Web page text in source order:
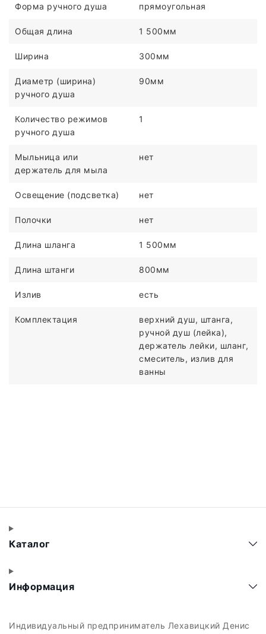
Форма ручного душа прямоугольная
Общая длина 1 500мм
Ширина 300мм
Диаметр (ширина)
ручного душа
90мм
Количество режимов
ручного душа
1
Мыльница или
держатель для мыла
нет
Освещение (подсветка) нет
Полочки нет
Длина шланга 1 500мм
Длина штанги 800мм
Излив есть
Комплектация
верхний душ, штанга,
ручной душ (лейка),
держатель лейки, шланг,
смеситель, излив для
ванны
Каталог
Информация
Индивидуальный предприниматель Лехавицкий Денис